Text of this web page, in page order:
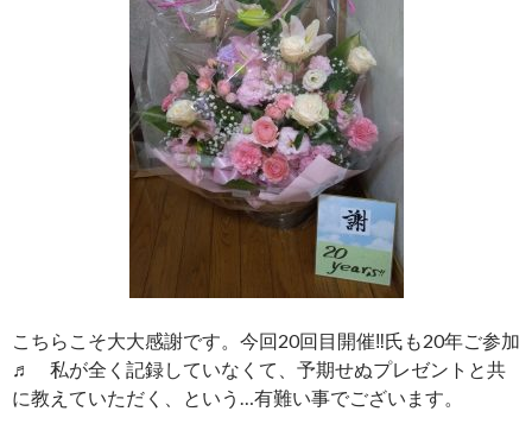
こちらこそ大大感謝です。今回20回目開催‼氏も20年ご参加
♬ 私が全く記録していなくて、予期せぬプレゼントと共
に教えていただく、という…有難い事でございます。